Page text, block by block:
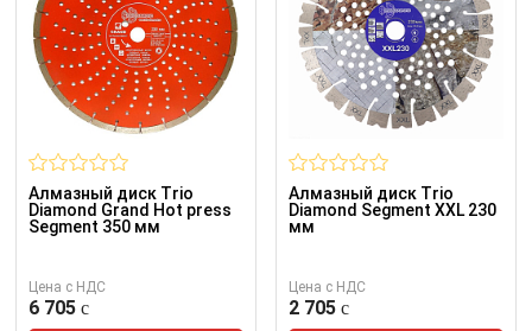
Алмазный диск Trio
Diamond Grand Hot press
Segment 350 мм
Цена с НДС
6 705
Алмазный диск Trio
Diamond Segment XXL 230
мм
Цена с НДС
2 705